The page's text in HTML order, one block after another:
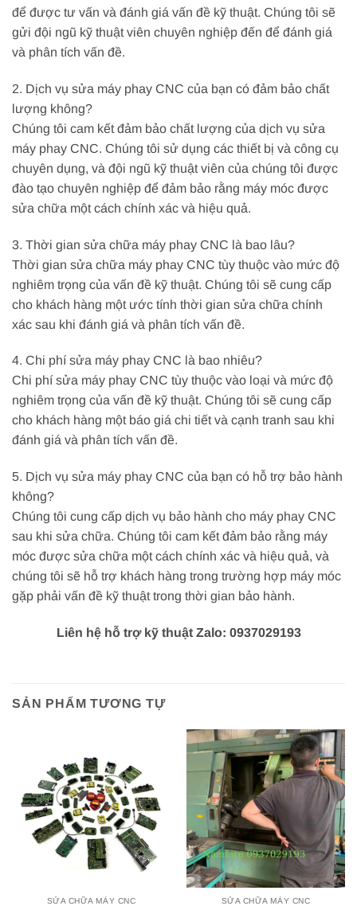
để được tư vấn và đánh giá vấn đề kỹ thuật. Chúng tôi sẽ
gửi đội ngũ kỹ thuật viên chuyên nghiệp đến để đánh giá
và phân tích vấn đề.
2. Dịch vụ sửa máy phay CNC của bạn có đảm bảo chất
lượng không?
Chúng tôi cam kết đảm bảo chất lượng của dịch vụ sửa
máy phay CNC. Chúng tôi sử dụng các thiết bị và công cụ
chuyên dụng, và đội ngũ kỹ thuật viên của chúng tôi được
đào tạo chuyên nghiệp để đảm bảo rằng máy móc được
sửa chữa một cách chính xác và hiệu quả.
3. Thời gian sửa chữa máy phay CNC là bao lâu?
Thời gian sửa chữa máy phay CNC tùy thuộc vào mức độ
nghiêm trọng của vấn đề kỹ thuật. Chúng tôi sẽ cung cấp
cho khách hàng một ước tính thời gian sửa chữa chính
xác sau khi đánh giá và phân tích vấn đề.
4. Chi phí sửa máy phay CNC là bao nhiêu?
Chi phí sửa máy phay CNC tùy thuộc vào loại và mức độ
nghiêm trọng của vấn đề kỹ thuật. Chúng tôi sẽ cung cấp
cho khách hàng một báo giá chi tiết và cạnh tranh sau khi
đánh giá và phân tích vấn đề.
5. Dịch vụ sửa máy phay CNC của bạn có hỗ trợ bảo hành
không?
Chúng tôi cung cấp dịch vụ bảo hành cho máy phay CNC
sau khi sửa chữa. Chúng tôi cam kết đảm bảo rằng máy
móc được sửa chữa một cách chính xác và hiệu quả, và
chúng tôi sẽ hỗ trợ khách hàng trong trường hợp máy móc
gặp phải vấn đề kỹ thuật trong thời gian bảo hành.
Liên hệ hỗ trợ kỹ thuật Zalo: 0937029193
SẢN PHẨM TƯƠNG TỰ
SỬA CHỮA MÁY CNC SỬA CHỮA MÁY CNC